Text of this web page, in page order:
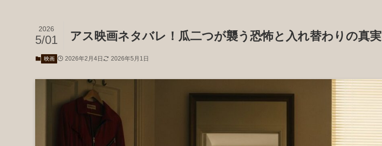
アス映画ネタバレ！瓜二つが襲う恐怖と入れ替わりの真実
2026
5/01
映画 2026年2月4日 2026年5月1日